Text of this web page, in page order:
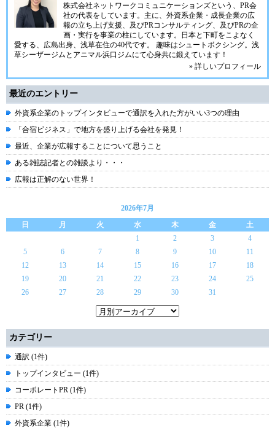
株式会社ネットワークコミュニケーションズという、PR会
社の代表をしています。主に、外資系企業・成長企業の広
報の立ち上げ支援、及びPRコンサルティング、及びPRの企
画・実行を事業の柱にしています。日本と下町をこよなく
愛する、広島出身、浅草在住の40代です。 趣味はシュートボクシング。浅
草シーザージムとアニマル浜口ジムにて心身共に鍛えています！
» 詳しいプロフィール
最近のエントリー
外資系企業のトップインタビューで通訳を入れた方がいい3つの理由
「合宿ビジネス」で地方を盛り上げる会社を発見！
最近、企業が広報することについて思うこと
ある雑誌記者との雑談より・・・
広報は正解のない世界！
2026年7月
日
月 火 水 木 金
土
1
2 3
4
5
6 7 8 9 10
11
12
13 14 15 16 17
18
19
20 21 22 23 24
25
26
27 28 29 30 31
カテゴリー
通訳 (1件)
トップインタビュー (1件)
コーポレートPR (1件)
PR (1件)
外資系企業 (1件)